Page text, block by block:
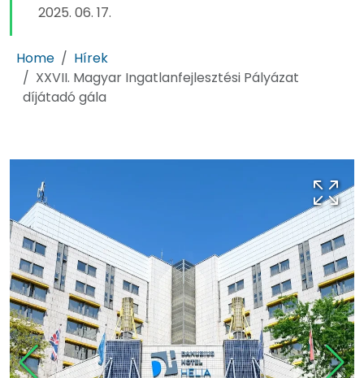
2025. 06. 17.
Home
Hírek
XXVII. Magyar Ingatlanfejlesztési Pályázat
díjátadó gála